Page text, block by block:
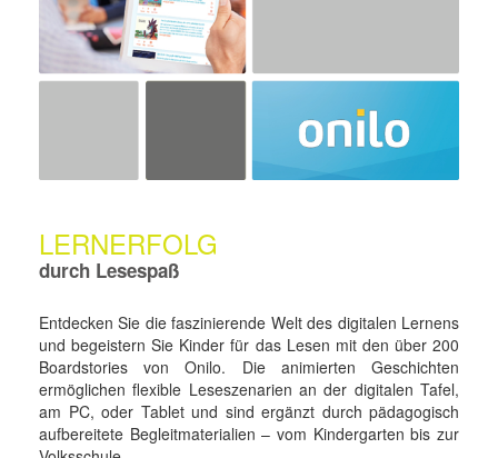
LERNERFOLG
durch Lesespaß
Entdecken Sie die faszinierende Welt des digitalen Lernens
und begeistern Sie Kinder für das Lesen mit den über 200
Boardstories von Onilo. Die animierten Geschichten
ermöglichen flexible Leseszenarien an der digitalen Tafel,
am PC, oder Tablet und sind ergänzt durch pädagogisch
aufbereitete Begleitmaterialien – vom Kindergarten bis zur